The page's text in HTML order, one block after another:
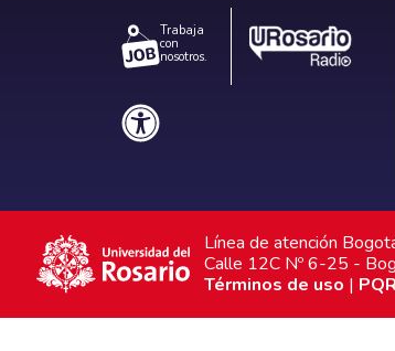
Trabaja
con
nosotros.
Línea de atención
Calle 12C Nº 6-25 -
Términos de uso |